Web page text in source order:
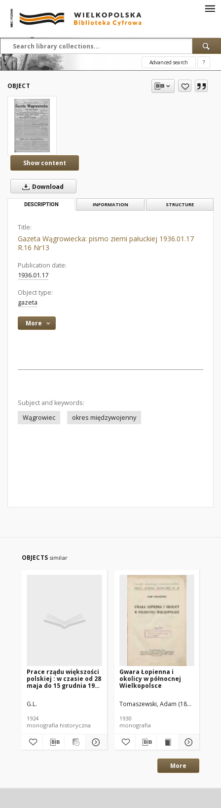
Advanced search ?
OBJECT
Show content
Download
DESCRIPTION INFORMATION STRUCTURE
Title:
Gazeta Wągrowiecka: pismo ziemi pałuckiej 1936.01.17
R.16 Nr13
Publication date:
1936.01.17
Object type:
gazeta
More
Subject and keywords:
Wągrowiec
okres międzywojenny
OBJECTS similar
Prace rządu większości
polskiej : w czasie od 28
maja do 15 grudnia 1923
G.L.
1924
monografia historyczna
Gwara Łopienna i
okolicy w północnej
Wielkopolsce
Tomaszewski, Adam (1895–1945)
1930
monografia
More